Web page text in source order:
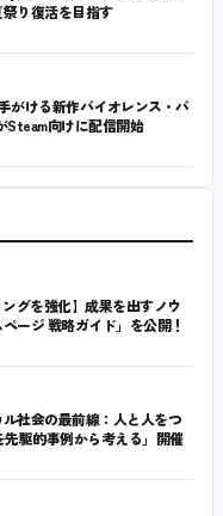
り復活を目指す
がける新作バイオレンス・パ
Steam向けに配信開始
グを強化】成果を出すノウ
ージ 戦略ガイド」を公開！
社会の最前線：人と人をつ
駆的事例から考える」開催